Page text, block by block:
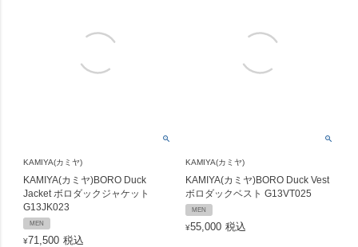
KAMIYA(カミヤ)
KAMIYA(カミヤ)BORO Duck
Jacket ボロダックジャケット
G13JK023
MEN
¥71,500 税込
KAMIYA(カミヤ)
KAMIYA(カミヤ)BORO Duck Vest
ボロダックベスト G13VT025
MEN
¥55,000 税込